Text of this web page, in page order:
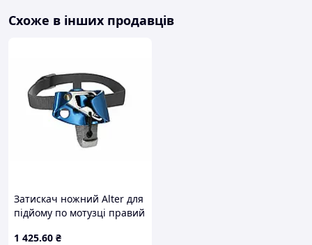
Затискач Golem (мотузковий затискач типу крапля), так
Схоже в інших продавців
Затискач ножний Alter для
підйому по мотузці правий
1 425.60 ₴